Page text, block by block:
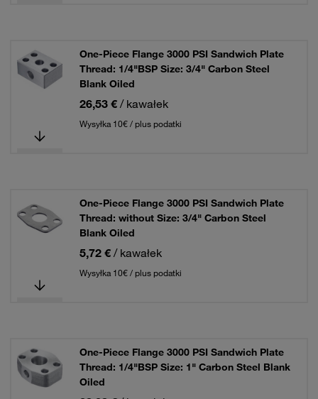
One-Piece Flange 3000 PSI Sandwich Plate
Thread: 1/4"BSP Size: 3/4" Carbon Steel
Blank Oiled
26,53 € / kawałek
Wysyłka 10€ / plus podatki
One-Piece Flange 3000 PSI Sandwich Plate
Thread: without Size: 3/4" Carbon Steel
Blank Oiled
5,72 € / kawałek
Wysyłka 10€ / plus podatki
One-Piece Flange 3000 PSI Sandwich Plate
Thread: 1/4"BSP Size: 1" Carbon Steel Blank
Oiled